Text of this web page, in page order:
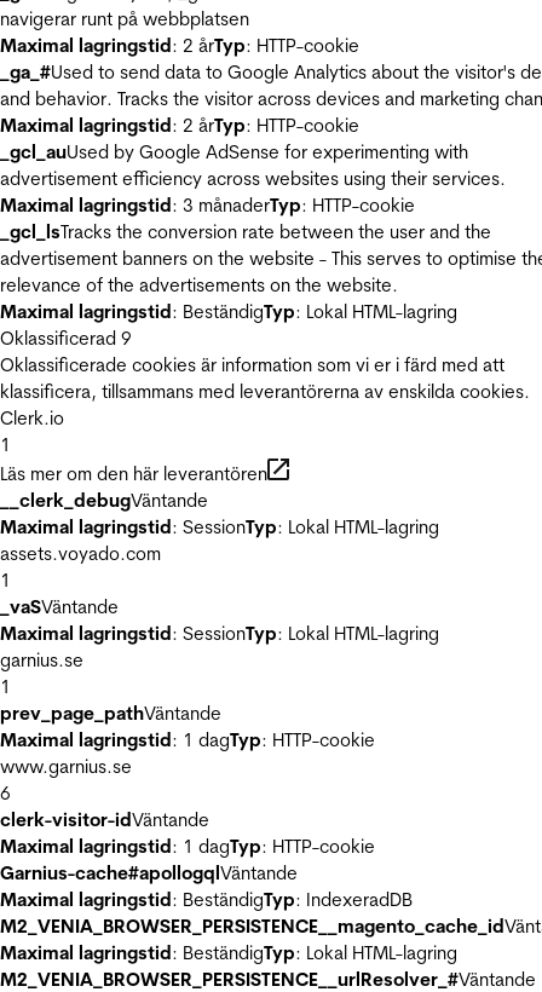
navigerar runt på webbplatsen
Maximal lagringstid: 2 årTyp: HTTP-cookie
_ga_#Used to send data to Google Analytics about the visitor's
and behavior. Tracks the visitor across devices and marketing
Maximal lagringstid: 2 årTyp: HTTP-cookie
_gcl_auUsed by Google AdSense for experimenting with
advertisement efficiency across websites using their services.
Maximal lagringstid: 3 månaderTyp: HTTP-cookie
_gcl_lsTracks the conversion rate between the user and the
advertisement banners on the website - This serves to optimise
relevance of the advertisements on the website.
Maximal lagringstid: BeständigTyp: Lokal HTML-lagring
Oklassificerad 9
Oklassificerade cookies är information som vi er i färd med att
klassificera, tillsammans med leverantörerna av enskilda cookies.
Clerk.io
1
Läs mer om den här leverantören
__clerk_debugVäntande
Maximal lagringstid: SessionTyp: Lokal HTML-lagring
assets.voyado.com
1
_vaSVäntande
Maximal lagringstid: SessionTyp: Lokal HTML-lagring
garnius.se
1
prev_page_pathVäntande
Maximal lagringstid: 1 dagTyp: HTTP-cookie
www.garnius.se
6
clerk-visitor-idVäntande
Maximal lagringstid: 1 dagTyp: HTTP-cookie
Garnius-cache#apollogqlVäntande
Maximal lagringstid: BeständigTyp: IndexeradDB
M2_VENIA_BROWSER_PERSISTENCE__magento_cache_id
Maximal lagringstid: BeständigTyp: Lokal HTML-lagring
M2_VENIA_BROWSER_PERSISTENCE__urlResolver_#Väntande